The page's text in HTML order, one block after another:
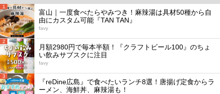
1
富山｜一度食べたらやみつき！麻辣湯は具材50種から自
由にカスタム可能『TAN TAN』
favy
2
月額2980円で毎本半額！『クラフトビール100』のちょ
い飲みサブスクに注目
favy
3
『reDine広島』で食べたいランチ8選！唐揚げ定食からラ
ーメン、海鮮丼、麻辣湯も！